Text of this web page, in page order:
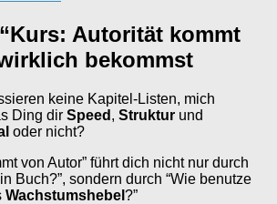
Autorität kommt
bekommst
keine Kapitel-Listen, mich
Ding dir Speed , Struktur und
oder nicht?
von Autor” führt dich nicht nur durch
Buch?”, sondern durch “Wie benutze
Wachstumshebel ?”